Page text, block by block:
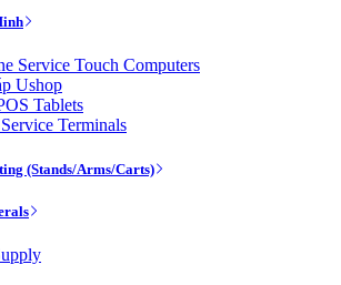
Service Touch Computers
Ushop
Tablets
Terminals
(Stands/Arms/Carts)